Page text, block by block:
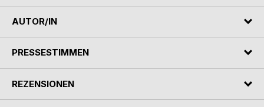
AUTOR/IN
PRESSESTIMMEN
REZENSIONEN